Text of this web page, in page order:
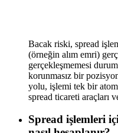
Bacak riski, spread
(örneğin alım emri)
gerçekleşmemesi
korunmasız bir
yolu, işlemi tek bir
spread ticareti araçları
Spread işlemleri